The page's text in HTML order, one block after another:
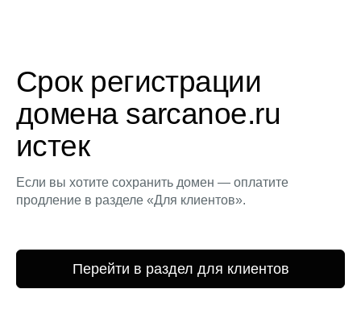
Срок регистрации
домена sarcanoe.ru
истек
Если вы хотите сохранить домен — оплатите
продление в разделе «Для клиентов».
Перейти в раздел для клиентов